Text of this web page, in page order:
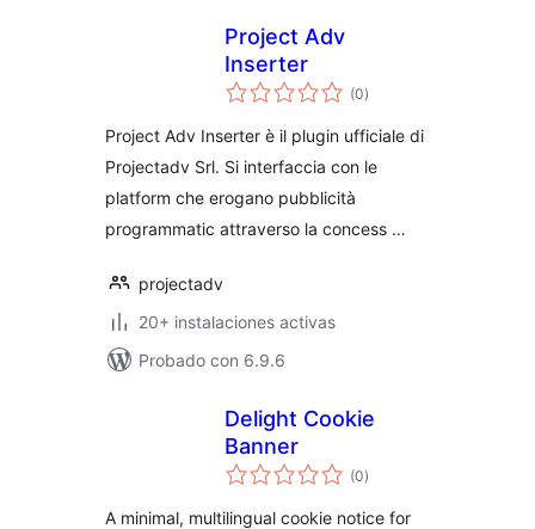
Project Adv
Inserter
(0valoraciones
en
)
Project Adv Inserter è il plugin ufficiale di
Projectadv Srl. Si interfaccia con le
platform che erogano pubblicità
programmatic attraverso la concess …
projectadv
20+ instalaciones activas
Probado con 6.9.6
Delight Cookie
Banner
(0valoraciones
en
)
A minimal, multilingual cookie notice for